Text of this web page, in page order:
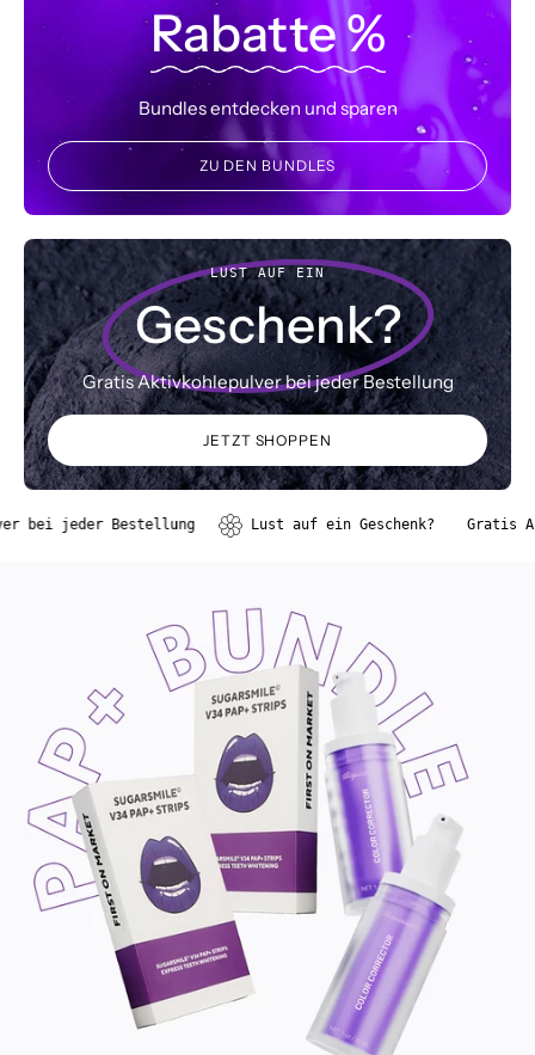
Rabatte %
Bundles entdecken und sparen
ZU DEN BUNDLES
LUST AUF EIN
Geschenk?
Gratis Aktivkohlepulver bei jeder Bestellung
JETZT SHOPPEN
Bestellung Lust auf ein Geschenk? Gratis